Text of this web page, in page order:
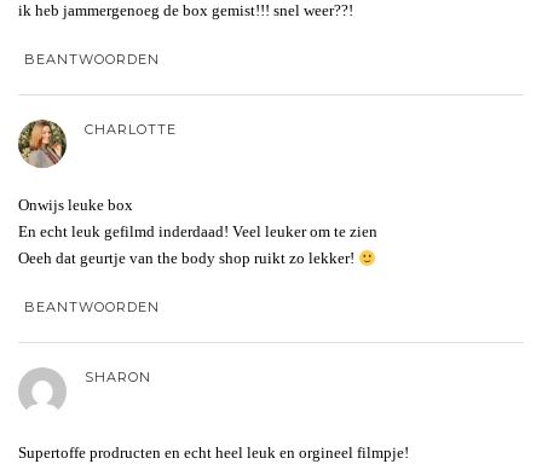
ik heb jammergenoeg de box gemist!!! snel weer??!
BEANTWOORDEN
CHARLOTTE
Onwijs leuke box
En echt leuk gefilmd inderdaad! Veel leuker om te zien
Oeeh dat geurtje van the body shop ruikt zo lekker!
BEANTWOORDEN
SHARON
Supertoffe prodructen en echt heel leuk en orgineel filmpje!